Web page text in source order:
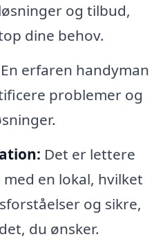
og tilbud,
dine behov.
En erfaren handyman
problemer og
Det er lettere
en lokal, hvilket
og sikre,
du ønsker.